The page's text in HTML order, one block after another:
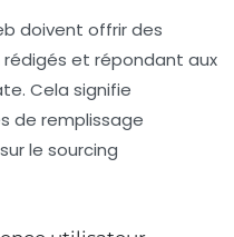
doivent offrir des
rédigés et répondant aux
Cela signifie
de remplissage
le sourcing